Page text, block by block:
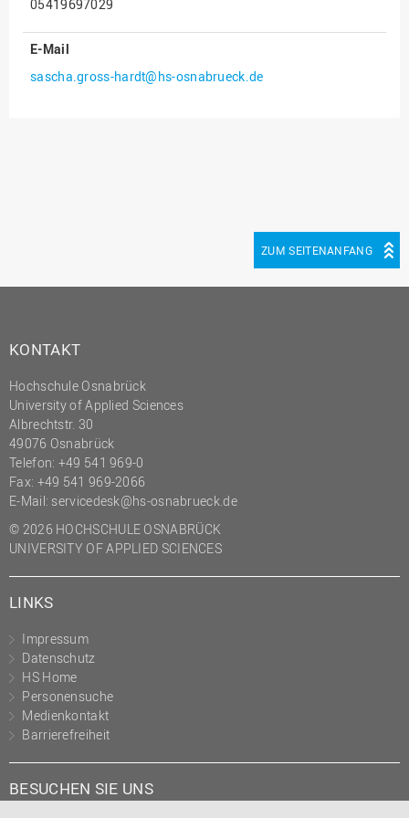
Innenrevision
Institut für Musik
IT Service Center
Personalrat
Professional School
Projekte des Präsidiums
Projektmanagement Office
(PMO)
Prozessmanagement
Recht
Studierendensekretariat
Studium und Lehre
Transfer- und
05419697029
E-Mail
sascha.gross-hardt@hs-osnabrueck.de
ZUM SEITENANFANG
KONTAKT
Hochschule Osnabrück
University of Applied Sciences
Albrechtstr. 30
49076 Osnabrück
Telefon: +49 541 969-0
Fax: +49 541 969-2066
E-Mail: servicedesk@hs-osnabrueck.de
© 2026 HOCHSCHULE OSNABRÜCK
UNIVERSITY OF APPLIED SCIENCES
LINKS
Impressum
Datenschutz
HS Home
Personensuche
Medienkontakt
Barrierefreiheit
BESUCHEN SIE UNS